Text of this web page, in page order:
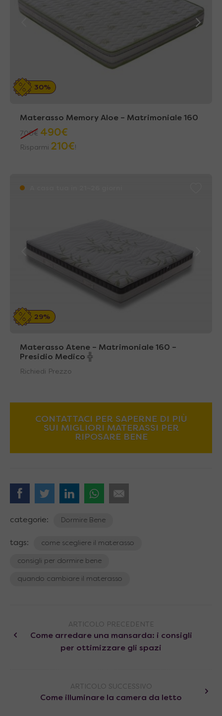
30%
Materasso Memory Aloe – Matrimoniale 160
700€ 490€
Risparmi 210€!
29%
Materasso Atene – Matrimoniale 160 –
Presidio Medico ╬
Richiedi Prezzo
CONTATTACI PER SAPERNE DI PIÙ
SUI MIGLIORI MATERASSI PER
RIPOSARE BENE
categorie: Dormire Bene
tags: come scegliere il materasso
consigli per dormire bene
quando cambiare il materasso
ARTICOLO PRECEDENTE
Come arredare una mansarda: i consigli
per ottimizzare gli spazi
ARTICOLO SUCCESSIVO
Come illuminare la camera da letto